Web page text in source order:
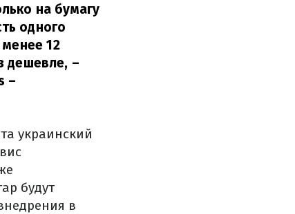
на бумагу
одного
12
дешевле, –
–
украинский
будут
в